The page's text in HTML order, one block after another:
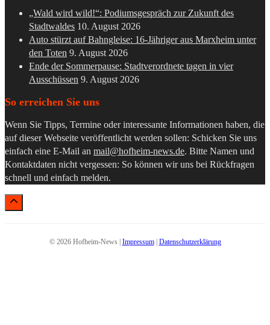
„Wald wird wild!“: Podiumsgespräch zur Zukunft des
Stadtwaldes 10. August 2026
Auto stürzt auf Bahngleise: 16-Jähriger aus Marxheim unter
den Toten 9. August 2026
Ende der Sommerpause: Stadtverordnete tagen in vier
Ausschüssen 9. August 2026
So erreichen Sie uns
Wenn Sie Tipps, Termine oder interessante Informationen haben, die
auf dieser Webseite veröffentlicht werden sollen: Schicken Sie uns
einfach eine E-Mail an mail@hofheim-news.de. Bitte Namen und
Kontaktdaten nicht vergessen: So können wir uns bei Rückfragen
schnell und einfach melden.
© 2026 Hofheim-News | Impressum| Datenschutzerklärung